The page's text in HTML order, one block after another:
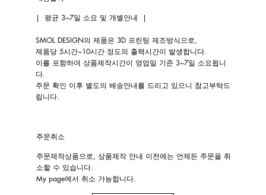
| ​평균 3~7일 소요 및 개별안내 |
SMOL DESIGN의 제품은 3D 프린팅 제조방식으로,
제품당 5시간~10시간 정도의 출력시간이 발생합니다.
이를 포함하여 상품제작시간이 영업일 기준 3~7일 소요됩니
다.
주문 확인 이후 별도의 배송안내를 드리고 있으니 참고부탁드
립니다.​​​
주문취소
주문제작상품으로, 상품제작 안내 이전에는 언제든 주문을 취
소할 수 있습니다.
My page에서 취소 가능합니다.